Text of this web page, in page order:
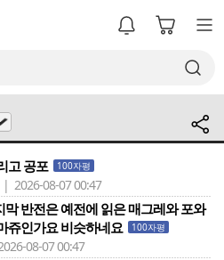
고 공포 100자평
2026-08-07 00:47
반전은 예전에 읽은 매그레와 포와
쥬인가요 비슷하네요
100자평
08-07 00:47